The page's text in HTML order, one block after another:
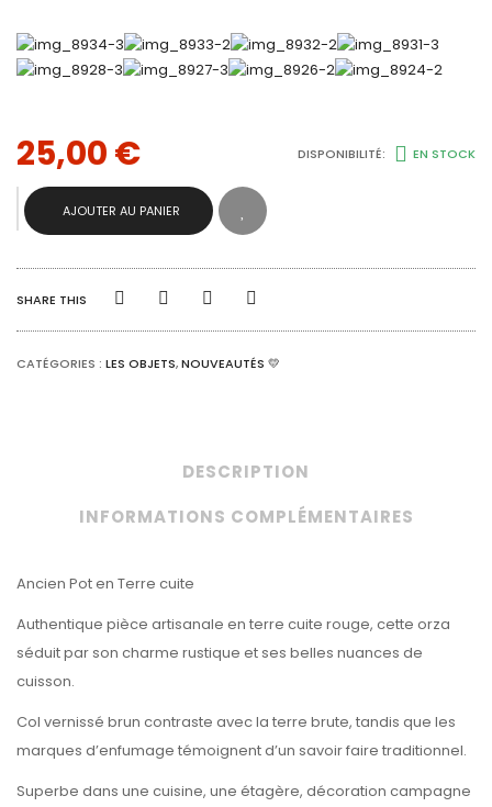
25,00€ DISPONIBILITÉ: EN STOCK
QUANTITÉ
DE
ANCIEN
CUITE
AJOUTER AU PANIER
SHARE THIS
CATÉGORIES : LES OBJETS,NOUVEAUTÉS 💛
DESCRIPTION
INFORMATIONS COMPLÉMENTAIRES
Ancien Pot en Terre cuite
Authentique pièce artisanale en terre cuite rouge, cette orza
séduit par son charme rustique et ses belles nuances de
cuisson.
Col vernissé brun contraste avec la terre brute, tandis que les
marques d’enfumage témoignent d’un savoir faire traditionnel.
Superbe dans une cuisine, une étagère, décoration campagne